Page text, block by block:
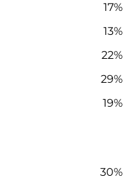
17%
13%
22%
29%
19%
30%